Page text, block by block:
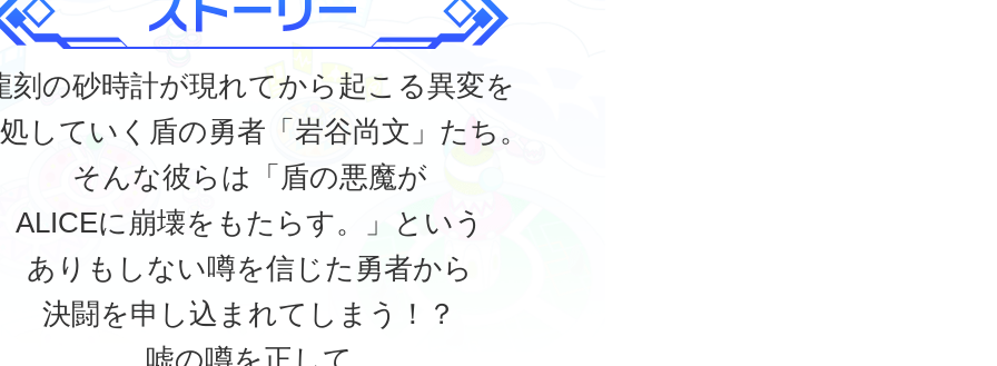
刻の砂時計が現れてから起こる異変を
していく盾の勇者「岩谷尚文」たち。
そんな彼らは「盾の悪魔が
ALICEに崩壊をもたらす。」という
ありもしない噂を信じた勇者から
決闘を申し込まれてしまう！？
嘘の噂を正して